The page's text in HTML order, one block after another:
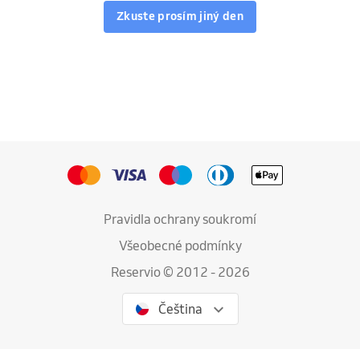
Zkuste prosím jiný den
Pravidla ochrany soukromí
Všeobecné podmínky
Reservio © 2012 - 2026
Čeština